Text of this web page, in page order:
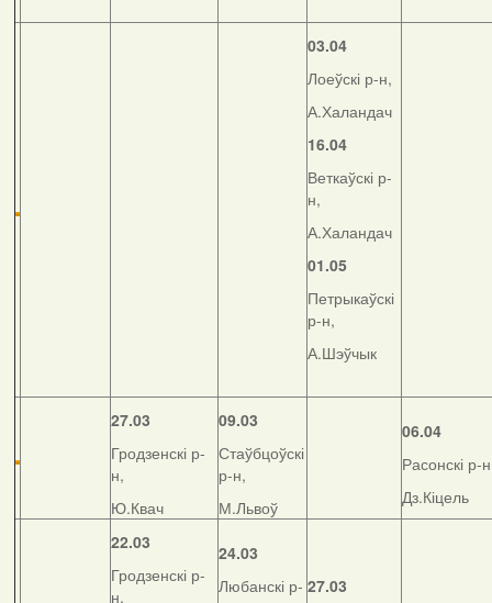
03.04
Лоеўскі р-н,
А.Халандач
16.04
Веткаўскі р-
н,
А.Халандач
01.05
Петрыкаўскі
р-н,
А.Шэўчык
27.03
Гродзенскі р-
н,
Ю.Квач
09.03
Стаўбцоўскі
р-н,
М.Львоў
06.04
Расонскі р-
Дз.Кіцель
22.03
Гродзенскі р-
н,
24.03
Любанскі р- 27.03